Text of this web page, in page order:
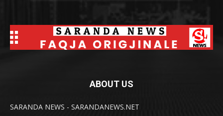
ABOUT US
SARANDA NEWS - SARANDANEWS.NET